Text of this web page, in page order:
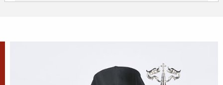
Sfântul Ierarh Emilian,